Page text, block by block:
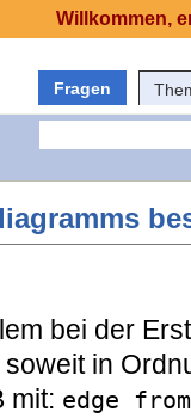
Fragen
bei der
in
mit: edge
Willkommen,